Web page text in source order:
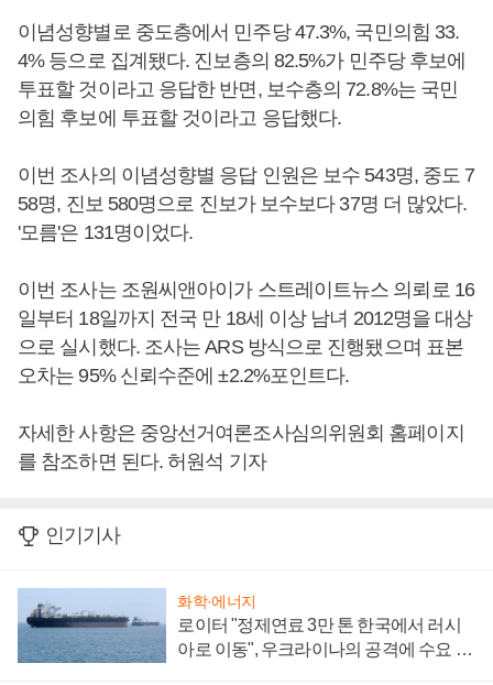
이념성향별로 중도층에서 민주당 47.3%, 국민의힘 33.
4% 등으로 집계됐다. 진보층의 82.5%가 민주당 후보에
투표할 것이라고 응답한 반면, 보수층의 72.8%는 국민
의힘 후보에 투표할 것이라고 응답했다.
이번 조사의 이념성향별 응답 인원은 보수 543명, 중도 7
58명, 진보 580명으로 진보가 보수보다 37명 더 많았다.
'모름'은 131명이었다.
이번 조사는 조원씨앤아이가 스트레이트뉴스 의뢰로 16
일부터 18일까지 전국 만 18세 이상 남녀 2012명을 대상
으로 실시했다. 조사는 ARS 방식으로 진행됐으며 표본
오차는 95% 신뢰수준에 ±2.2%포인트다.
자세한 사항은 중앙선거여론조사심의위원회 홈페이지
를 참조하면 된다. 허원석 기자
인기기사
화학·에너지
로이터 "정제연료 3만 톤 한국에서 러시
아로 이동", 우크라이나의 공격에 수요 늘